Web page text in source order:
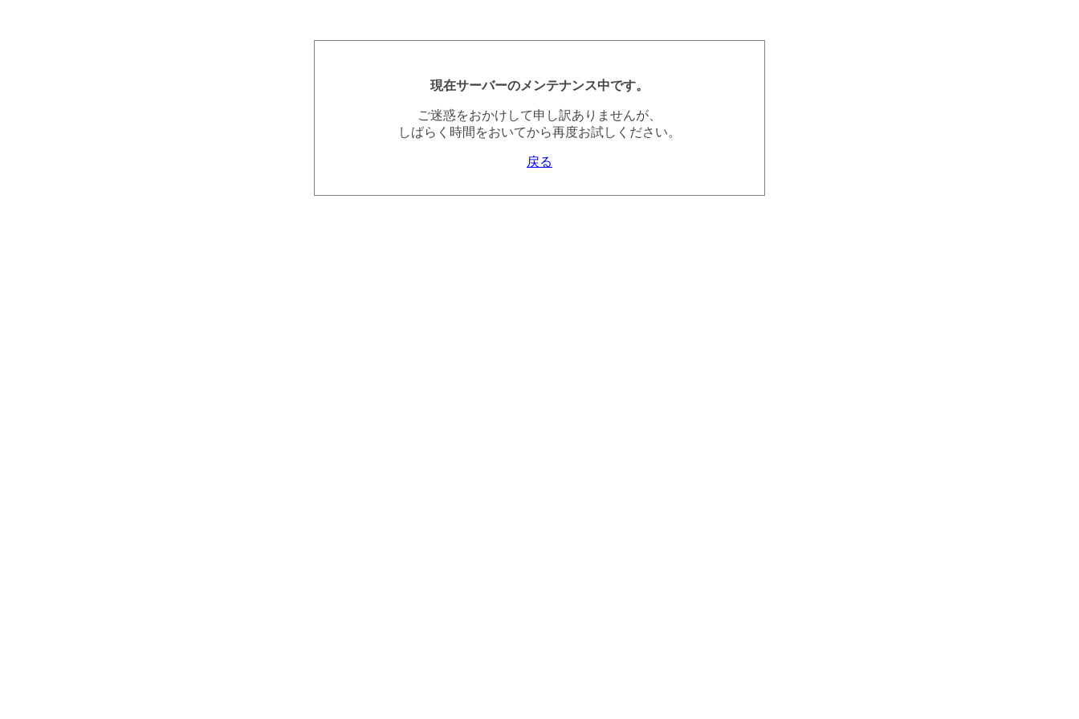
現在サーバーのメンテナンス中です。
ご迷惑をおかけして申し訳ありませんが、
しばらく時間をおいてから再度お試しください。
戻る